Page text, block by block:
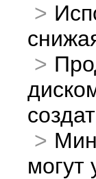
могут